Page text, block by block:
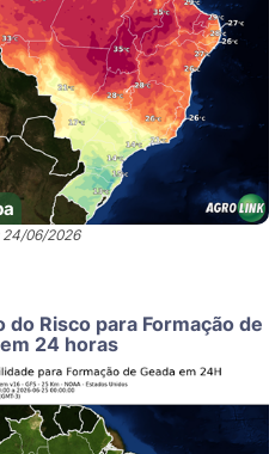
24/06/2026
do Risco para Formação de
24 horas